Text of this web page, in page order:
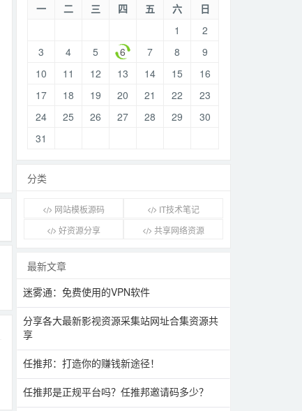
一 二 三 四 五 六
日
1
2
3
4 5 6 7 8
9
10
11 12 13 14 15
16
17
18 19 20 21 22
23
24
25 26 27 28 29
30
31
分类
网站模板源码
IT技术笔记
好资源分享
共享网络资源
最新文章
迷雾通：免费使用的VPN软件
分享各大最新影视资源采集站网址合集资源共
享
任推邦：打造你的赚钱新途径！
任推邦是正规平台吗？任推邦邀请码多少？